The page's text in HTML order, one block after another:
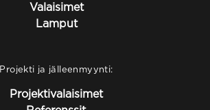
Valaisimet
Lamput
Projekti ja jälleenmyynti:
Projektivalaisimet